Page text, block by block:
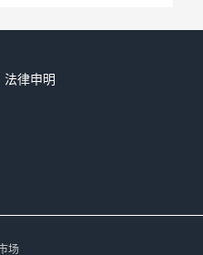
法律申明
场